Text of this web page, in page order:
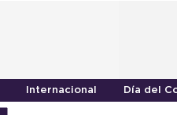
Internacional Día del